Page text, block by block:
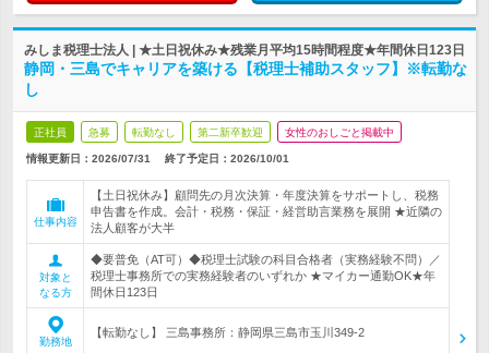
みしま税理士法人 | ★土日祝休み★残業月平均15時間程度★年間休日123日
静岡・三島でキャリアを築ける【税理士補助スタッフ】※転勤な
し
正社員 急募 転勤なし 第二新卒歓迎 女性のおしごと掲載中
情報更新日：2026/07/31 終了予定日： 2026/10/01
仕事内容
【土日祝休み】顧問先の月次決算・年度決算をサポートし、税務
申告書を作成。会計・税務・保証・経営助言業務を展開 ★近隣の
法人顧客が大半
対象と
なる方
◆要普免（AT可）◆税理士試験の科目合格者（実務経験不問）／
税理士事務所での実務経験者のいずれか ★マイカー通勤OK★年
間休日123日
勤務地
【転勤なし】 三島事務所：静岡県三島市玉川349-2